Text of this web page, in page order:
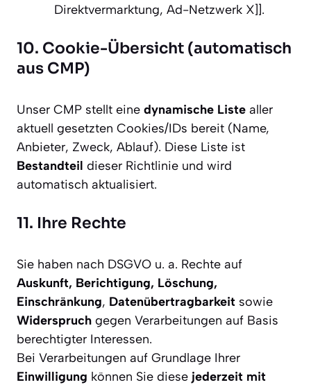
Direktvermarktung, Ad-Netzwerk X]].
10. Cookie-Übersicht (automatisch
aus CMP)
Unser CMP stellt eine dynamische Liste aller
aktuell gesetzten Cookies/IDs bereit (Name,
Anbieter, Zweck, Ablauf). Diese Liste ist
Bestandteil dieser Richtlinie und wird
automatisch aktualisiert.
11. Ihre Rechte
Sie haben nach DSGVO u. a. Rechte auf
Auskunft, Berichtigung, Löschung,
Einschränkung, Datenübertragbarkeit sowie
Widerspruch gegen Verarbeitungen auf Basis
berechtigter Interessen.
Bei Verarbeitungen auf Grundlage Ihrer
Einwilligung können Sie diese jederzeit mit